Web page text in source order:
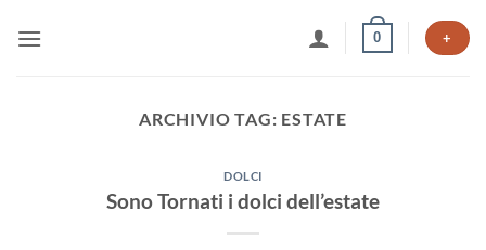
0 +
ARCHIVIO TAG: ESTATE
DOLCI
Sono Tornati i dolci dell’estate